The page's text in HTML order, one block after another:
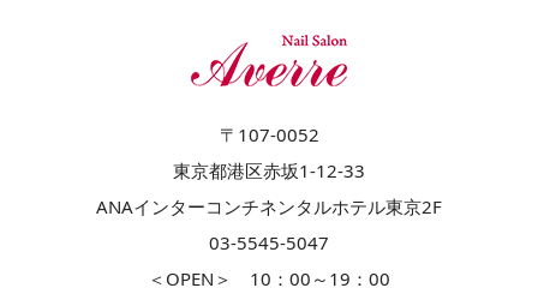
〒107-0052
東京都港区赤坂1-12-33
ANAインターコンチネンタルホテル東京2F
03-5545-5047
＜OPEN＞ 10：00～19：00